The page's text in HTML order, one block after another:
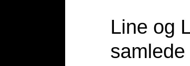
Line og